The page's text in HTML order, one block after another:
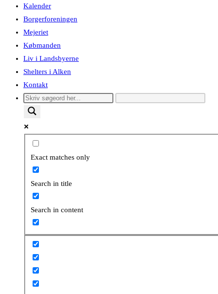
Kalender
Borgerforeningen
Mejeriet
Købmanden
Liv i Landsbyerne
Shelters i Alken
Kontakt
Exact matches only
Search in title
Search in content